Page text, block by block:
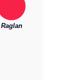
Raglan